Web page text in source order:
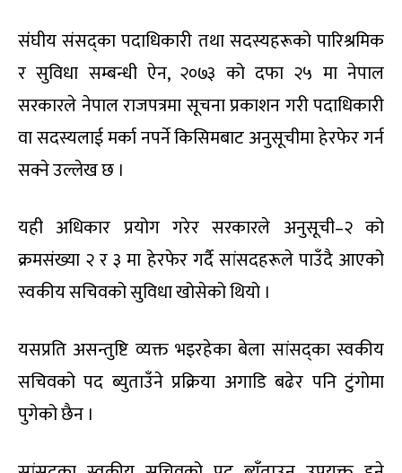
संंघीय संसद्का पदाधिकारी तथा सदस्यहरूको पारिश्रमिक
र सुविधा सम्बन्धी ऐन, २०७३ को दफा २५ मा नेपाल
सरकारले नेपाल राजपत्रमा सूचना प्रकाशन गरी पदाधिकारी
वा सदस्यलाई मर्का नपर्ने किसिमबाट अनुसूचीमा हेरफेर गर्न
सक्ने उल्लेख छ ।
यही अधिकार प्रयोग गरेर सरकारले अनुसूची–२ को
क्रमसंख्या २ र ३ मा हेरफेर गर्दै सांसदहरूले पाउँदै आएको
स्वकीय सचिवको सुविधा खोसेको थियो ।
यसप्रति असन्तुष्टि व्यक्त भइरहेका बेला सांसद्का स्वकीय
सचिवको पद ब्युताउँने प्रक्रिया अगाडि बढेर पनि टुंगोमा
पुगेको छैन ।